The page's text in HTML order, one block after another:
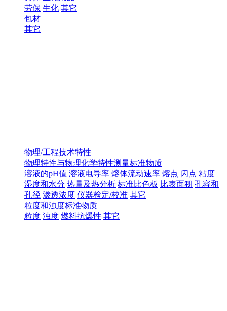
劳保 生化 其它
包材
其它
物理/工程技术特性
物理特性与物理化学特性测量标准物质
溶液的pH值 溶液电导率 熔体流动速率 熔点 闪点 粘度
湿度和水分 热量及热分析 标准比色板 比表面积 孔容和
孔径 渗透浓度 仪器检定/校准 其它
粒度和浊度标准物质
粒度 浊度 燃料抗爆性 其它